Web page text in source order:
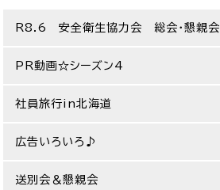
R8.6 安全衛生協力会 総会・懇親会
PR動画☆シーズン4
社員旅行in北海道
広告いろいろ♪
送別会＆懇親会